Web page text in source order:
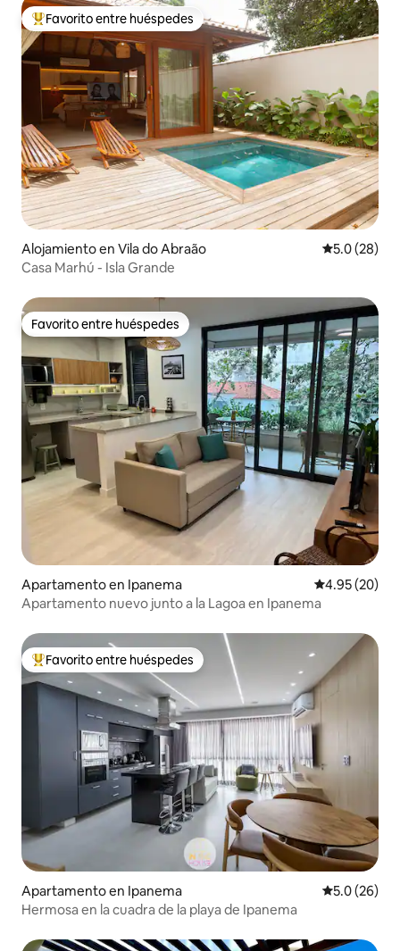
Favorito entre huéspedes preferido
Favorito entre huéspedes
Alojamiento en Vila do Abraão Calificación
5.0 (28)
Casa Marhú - Isla Grande
Favorito entre huéspedes
Favorito entre huéspedes
Apartamento en Ipanema Calificación
4.95 (20)
Apartamento nuevo junto a la Lagoa en Ipanema
Favorito entre huéspedes preferido
Favorito entre huéspedes
Apartamento en Ipanema Calificación
5.0 (26)
Hermosa en la cuadra de la playa de Ipanema